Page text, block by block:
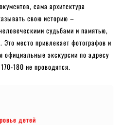
сама архитектура
свою историю –
судьбами и памятью,
Это место привлекает фотографов и
официальные экскурсии по адресу
180 не проводятся.
детей